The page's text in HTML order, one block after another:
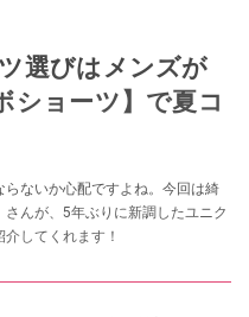
選びはメンズが
ショーツ】で夏コ
ないか心配ですよね。今回は綺
んが、5年ぶりに新調したユニク
してくれます！